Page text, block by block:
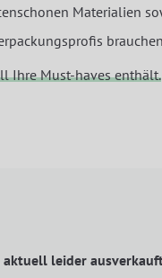
Materialien
Ihre Must-haves enthält.
leider